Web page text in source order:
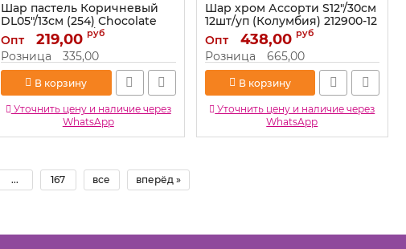
Шар пастель Коричневый
DL05"/13см (254) Сhocolate
шоколад 100шт/уп (Вьетнам)
305254
Артикул: 305254
Опт 219,00 руб
Розница 335,00
В корзину
Уточнить цену и наличие через
WhatsApp
Шар хром Ассорти S12"/30см
12шт/уп (Колумбия) 212900-12
Артикул: 212900-12
Опт 438,00 руб
Розница 665,00
В корзину
Уточнить цену и наличие через
WhatsApp
... 167 все вперёд »